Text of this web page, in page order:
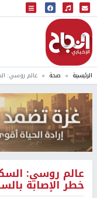
البث المباشر
إذاعة النجاح
الرئيسية صحة عالم روسي:
عالم روسي:
خطر الإصابة